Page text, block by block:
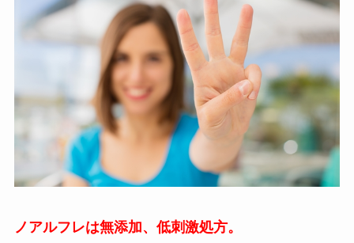
ノアルフレは無添加、低刺激処方。